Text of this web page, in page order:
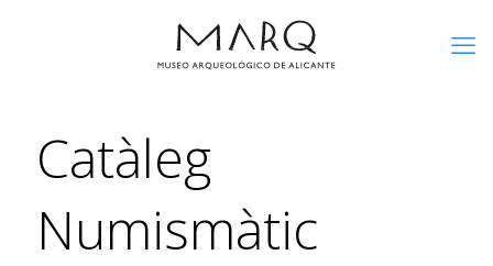
Catàleg
Numismàtic